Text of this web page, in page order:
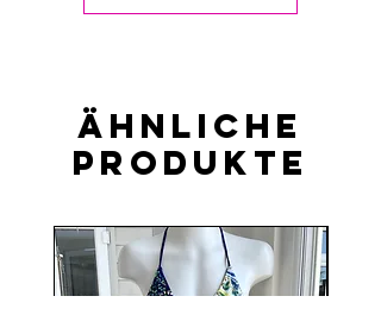
Ähnliche
Produkte